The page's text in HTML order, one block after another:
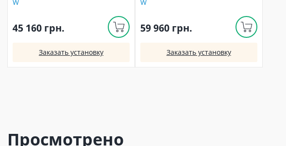
W
45 160 грн.
Заказать установку
W
59 960 грн.
Заказать установку
Просмотрено